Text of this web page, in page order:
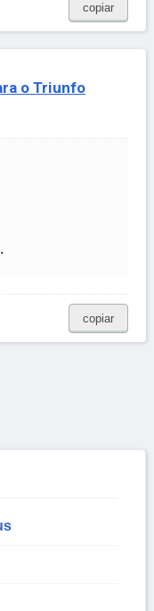
copiar
o Triunfo
copiar